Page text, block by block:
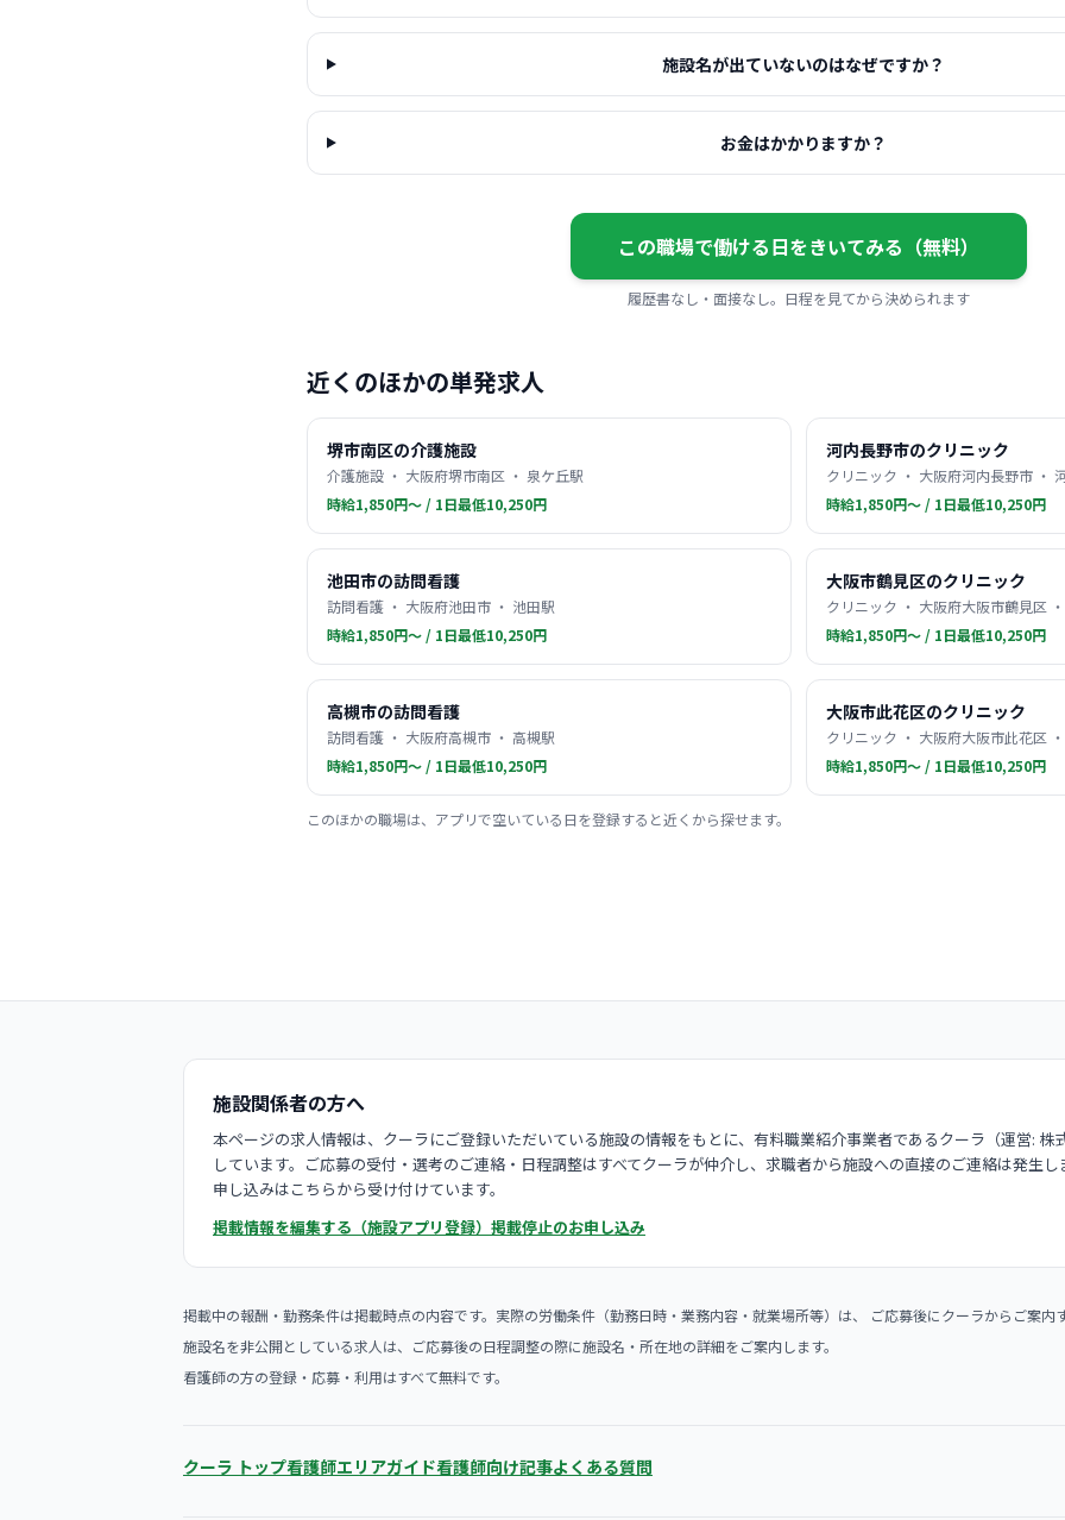
施設名が出ていないのはなぜですか？
お金はかかりますか？
この職場で働ける日をきいてみる（無料）
履歴書なし・面接なし。日程を見てから決められます
近くのほかの単発求人
堺市南区の介護施設
介護施設 ・ 大阪府堺市南区 ・ 泉ケ丘駅
時給1,850円〜 / 1日最低10,250円
河内長野市のクリニック
クリニック ・ 大阪府河内長野市 ・
時給1,850円〜 / 1日最低10,250円
池田市の訪問看護
訪問看護 ・ 大阪府池田市 ・ 池田駅
時給1,850円〜 / 1日最低10,250円
大阪市鶴見区のクリニック
クリニック ・ 大阪府大阪市鶴見区
時給1,850円〜 / 1日最低10,250円
高槻市の訪問看護
訪問看護 ・ 大阪府高槻市 ・ 高槻駅
時給1,850円〜 / 1日最低10,250円
大阪市此花区のクリニック
クリニック ・ 大阪府大阪市此花区
時給1,850円〜 / 1日最低10,250円
このほかの職場は、アプリで空いている日を登録すると近くから探せます。
施設関係者の方へ
本ページの求人情報は、クーラにご登録いただいている施設の情報をもとに、有料職業紹介事業者であるクーラ（運営:
しています。ご応募の受付・選考のご連絡・日程調整はすべてクーラが仲介し、求職者から施設への直接のご連絡は発生
申し込みはこちらから受け付けています。
掲載情報を編集する（施設アプリ登録） 掲載停止のお申し込み
掲載中の報酬・勤務条件は掲載時点の内容です。実際の労働条件（勤務日時・業務内容・就業場所等）は、 ご応募後にクーラからご案内
施設名を非公開としている求人は、ご応募後の日程調整の際に施設名・所在地の詳細をご案内します。
看護師の方の登録・応募・利用はすべて無料です。
クーラ トップ看護師エリアガイド看護師向け記事よくある質問